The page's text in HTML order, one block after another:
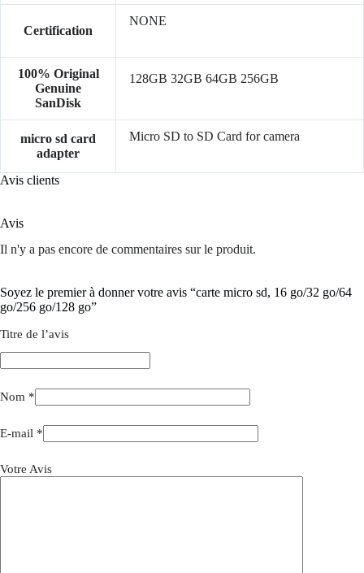
Certification
NONE
100% Original
Genuine
SanDisk
128GB 32GB 64GB 256GB
micro sd card
adapter
Micro SD to SD Card for camera
Avis clients
Avis
Il n'y a pas encore de commentaires sur le produit.
Soyez le premier à donner votre avis “carte micro sd, 16 go/32 go/64
go/256 go/128 go”
Titre de l’avis
Nom *
E-mail *
Votre Avis